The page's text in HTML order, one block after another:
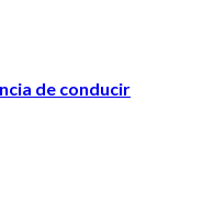
de conducir